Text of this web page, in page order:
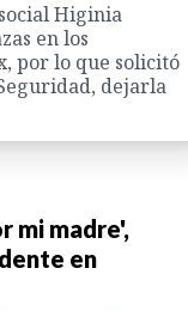
Higinia
en los
por lo que solicitó
dejarla
mi madre',
en